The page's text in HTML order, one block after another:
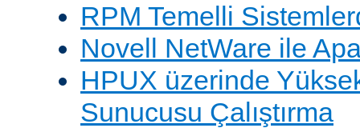
RPM Temelli
Novell NetWare ile
HPUX üzerinde
Sunucusu Çalıştırma